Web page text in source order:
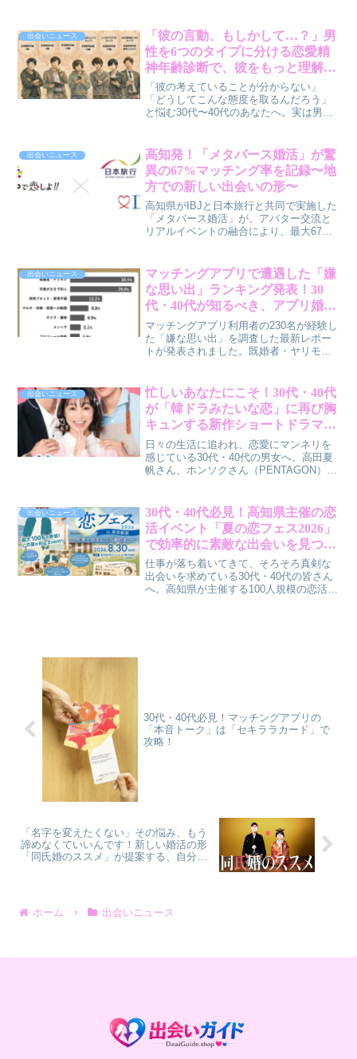
は、アーティスト同士が本音で価値観を
語り合うことで、私たち自身の関係性を
見つめ直すヒントを与えてくれます。こ
のコーナーから、より豊かな出会いやパ
ートナーシップを築くための気づきを得
てみませんか。
出会いニュース
「彼の言動、もしかして…？」男
性を6つのタイプに分ける恋愛精
神年齢診断で、彼をもっと理解す
るヒント
「彼の考えていることが分からない」
「どうしてこんな態度を取るんだろう」
と悩む30代〜40代のあなたへ。実は男性
性目線でそのタイプを解説し、彼との関
係をよりスムーズにするためのヒントを
お届けします。
出会いニュース
高知発！「メタバース婚活」が驚
異の67%マッチング率を記録〜地
方での新しい出会いの形〜
高知県がIBJと日本旅行と共同で実施した
「メタバース婚活」が、アバター交流と
リアルイベントの融合により、最大67%
域活性化にも繋がる新しい婚活の可能性
を探ります。
出会いニュース
マッチングアプリで遭遇した「嫌
な思い出」ランキング発表！30
代・40代が知るべき、アプリ婚活
の”本当のリスク”とは？
マッチングアプリ利用者の230名が経験し
た「嫌な思い出」を調査した最新レポー
トが発表されました。既婚者・ヤリモ
こから見えてくるアプリ婚活の"本当のリ
スク"を、30代・40代の皆さんに賢作（男
性目線）で解説します。
出会いニュース
忙しいあなたにこそ！30代・40代
が「韓ドラみたいな恋」に再び胸
キュンする新作ショートドラマ
『韓ドラみたいな彼と私』がアツ
い！
日々の生活に追われ、恋愛にマンネリを
感じている30代・40代の男女へ。高田夏
帆さん、ホンソクさん（PENTAGON）、
彼と私』が配信決定！王道の韓国ドラマ
エッセンスと日本のリアルな生活感が融
合した、新たな胸キュンラブストーリー
の魅力に迫ります。
出会いニュース
30代・40代必見！高知県主催の恋
活イベント「夏の恋フェス2026」
で効率的に素敵な出会いを見つけ
る方法
仕事が落ち着いてきて、そろそろ真剣な
出会いを求めている30代・40代の皆さん
へ。高知県が主催する100人規模の恋活イ
30代・40代必見！マッチングアプリの
「本音トーク」は「セキララカード」で
攻略！
「名字を変えたくない」その悩み、もう
諦めなくていいんです！新しい婚活の形
「同氏婚のススメ」が提案する、自分ら
ホーム 出会いニュース